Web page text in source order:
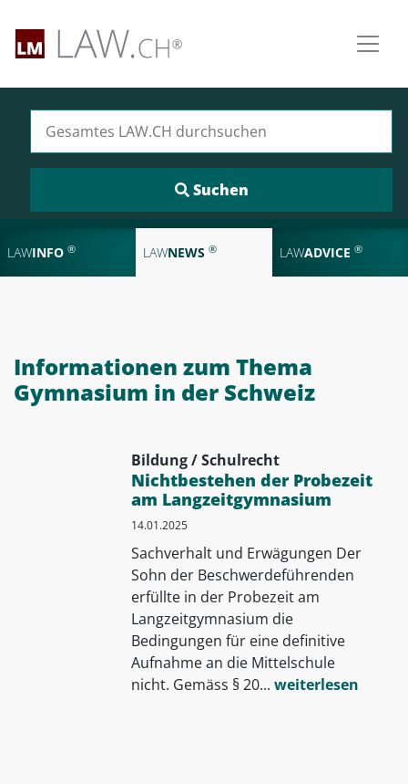
LAWINFO ® LAWNEWS ® LAWADVICE ®
Informationen zum Thema
Gymnasium in der Schweiz
Bildung / Schulrecht
Nichtbestehen der Probezeit
am Langzeitgymnasium
14.01.2025
Sachverhalt und Erwägungen Der
Sohn der Beschwerdeführenden
erfüllte in der Probezeit am
Langzeitgymnasium die
Bedingungen für eine definitive
Aufnahme an die Mittelschule
nicht. Gemäss § 20... weiterlesen